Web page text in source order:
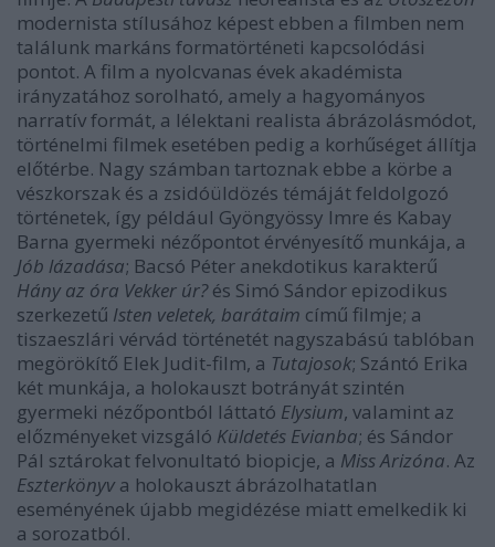
modernista stílusához képest ebben a filmben nem
találunk markáns formatörténeti kapcsolódási
pontot. A film a nyolcvanas évek akadémista
irányzatához sorolható, amely a hagyományos
narratív formát, a lélektani realista ábrázolásmódot,
történelmi filmek esetében pedig a korhűséget állítja
előtérbe. Nagy számban tartoznak ebbe a körbe a
vészkorszak és a zsidóüldözés témáját feldolgozó
történetek, így például Gyöngyössy Imre és Kabay
Barna gyermeki nézőpontot érvényesítő munkája, a
Jób lázadása; Bacsó Péter anekdotikus karakterű
Hány az óra Vekker úr?és Simó Sándor epizodikus
szerkezetű Isten veletek, barátaim című filmje; a
tiszaeszlári vérvád történetét nagyszabású tablóban
megörökítő Elek Judit-film, a Tutajosok; Szántó Erika
két munkája, a holokauszt botrányát szintén
gyermeki nézőpontból láttató Elysium, valamint az
előzményeket vizsgáló Küldetés Evianba; és Sándor
Pál sztárokat felvonultató biopicje, a Miss Arizóna. Az
Eszterkönyv a holokauszt ábrázolhatatlan
eseményének újabb megidézése miatt emelkedik ki
a sorozatból.